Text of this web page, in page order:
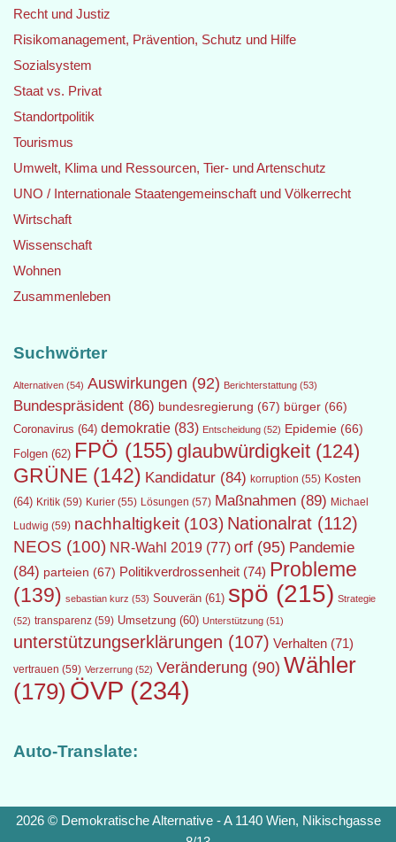
Recht und Justiz
Risikomanagement, Prävention, Schutz und Hilfe
Sozialsystem
Staat vs. Privat
Standortpolitik
Tourismus
Umwelt, Klima und Ressourcen, Tier- und Artenschutz
UNO / Internationale Staatengemeinschaft und Völkerrecht
Wirtschaft
Wissenschaft
Wohnen
Zusammenleben
Suchwörter
Alternativen (54) Auswirkungen (92) Berichterstattung (53)
Bundespräsident (86) bundesregierung (67) bürger (66)
Coronavirus (64) demokratie (83) Entscheidung (52) Epidemie (66)
Folgen (62) FPÖ (155) glaubwürdigkeit (124)
GRÜNE (142) Kandidatur (84) korruption (55) Kosten
(64) Kritik (59) Kurier (55) Lösungen (57) Maßnahmen (89) Michael
Ludwig (59) nachhaltigkeit (103) Nationalrat (112)
NEOS (100) NR-Wahl 2019 (77) orf (95) Pandemie
(84) parteien (67) Politikverdrossenheit (74) Probleme
(139) sebastian kurz (53) Souverän (61) spö (215) Strategie
(52) transparenz (59) Umsetzung (60) Unterstützung (51)
unterstützungserklärungen (107) Verhalten (71)
vertrauen (59) Verzerrung (52) Veränderung (90) Wähler
(179) ÖVP (234)
Auto-Translate:
2026 © Demokratische Alternative - A 1140 Wien, Nikischgasse